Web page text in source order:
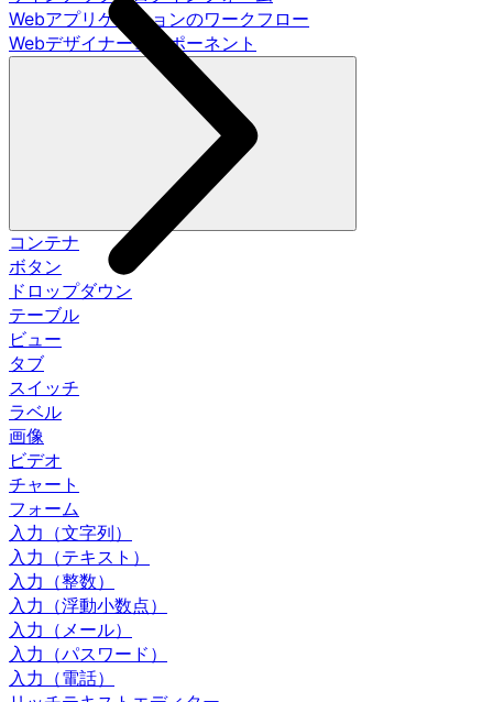
Webアプリケーションのワークフロー
Webデザイナーコンポーネント
コンテナ
ボタン
ドロップダウン
テーブル
ビュー
タブ
スイッチ
ラベル
画像
ビデオ
チャート
フォーム
入力（文字列）
入力（テキスト）
入力（整数）
入力（浮動小数点）
入力（メール）
入力（パスワード）
入力（電話）